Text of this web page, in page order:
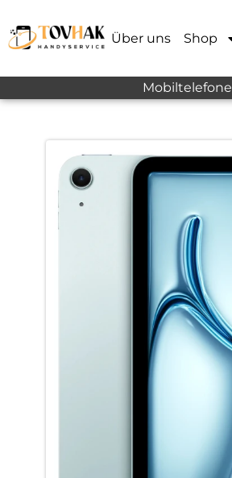
Über uns Shop
Mobiltelefone